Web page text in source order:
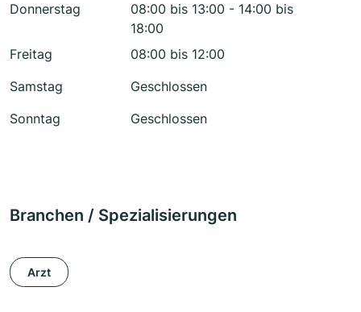
Donnerstag
08:00 bis 13:00 - 14:00 bis
18:00
Freitag
08:00 bis 12:00
Samstag
Geschlossen
Sonntag
Geschlossen
Branchen / Spezialisierungen
Arzt